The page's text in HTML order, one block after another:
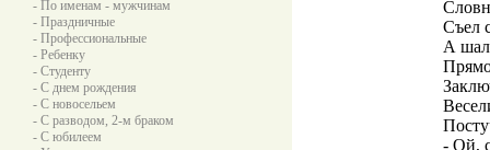
- По именам - мужчинам
- Праздничные
- Профессиональные
- Ребенку
- Студенту
- С днем рождения
- С новосельем
- С разводом, 2-м браком
- С юбилеем
Съел
А
- Ой,